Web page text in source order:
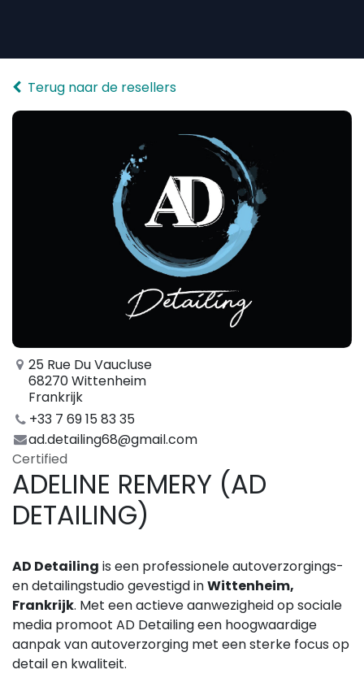
Terug naar de resellers
25 Rue Du Vaucluse
68270 Wittenheim
Frankrijk
+33 7 69 15 83 35
ad.detailing68@gmail.com
Certified
ADELINE REMERY (AD
DETAILING)
AD Detailing is een professionele autoverzorgings-
en detailingstudio gevestigd inWittenheim,
Frankrijk. Met een actieve aanwezigheid op sociale
media promoot AD Detailing een hoogwaardige
aanpak van autoverzorging met een sterke focus op
detail en kwaliteit.